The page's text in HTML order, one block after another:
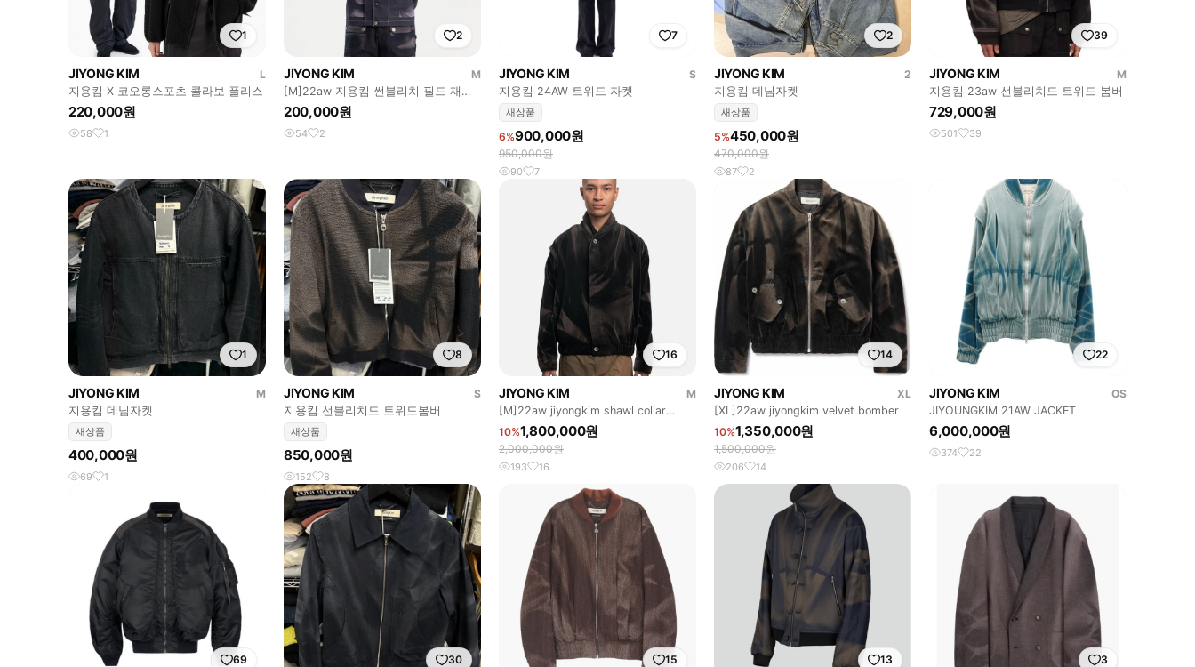
1
JIYONG KIM
L
지용킴 X 코오롱스포츠 콜라보 플리스
220,000원
58 1
2
JIYONG KIM
M
[M]22aw 지용킴 썬블리치 필드 재킷
네이비
200,000원
54 2
7
JIYONG KIM
S
지용킴 24AW 트위드 자켓
새상품
6%900,000원
950,000원
90 7
2
JIYONG KIM
2
지용킴 데님자켓
새상품
5%450,000원
470,000원
87 2
39
JIYONG KIM
M
지용킴 23aw 선블리치드 트위드 봄버
729,000원
501 39
1
JIYONG KIM
M
지용킴 데님자켓
새상품
400,000원
69 1
8
JIYONG KIM
S
지용킴 선블리치드 트위드봄버
새상품
850,000원
152 8
16
JIYONG KIM
M
[M]22aw jiyongkim shawl collar
bomber
10%1,800,000원
2,000,000원
193 16
14
JIYONG KIM
XL
[XL]22aw jiyongkim velvet bomber
10%1,350,000원
1,500,000원
206 14
22
JIYONG KIM
OS
JIYOUNGKIM 21AW JACKET
6,000,000원
374 22
69 30 15 13 3